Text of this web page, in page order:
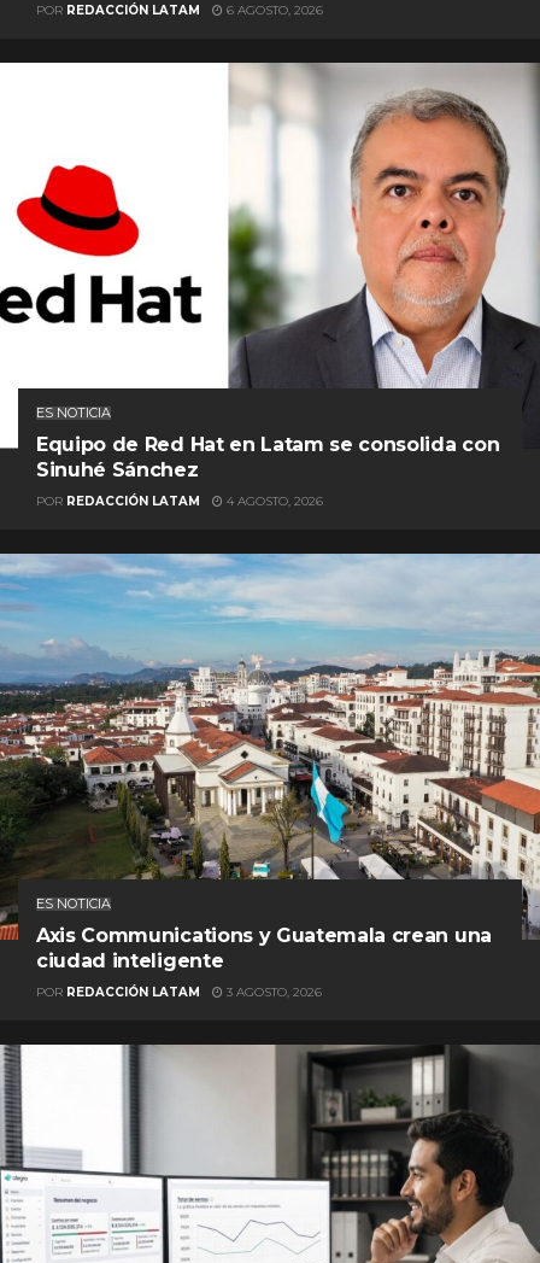
POR REDACCIÓN LATAM 6 AGOSTO, 2026
ES NOTICIA
Equipo de Red Hat en Latam se consolida con
Sinuhé Sánchez
POR REDACCIÓN LATAM 4 AGOSTO, 2026
ES NOTICIA
Axis Communications y Guatemala crean una
ciudad inteligente
POR REDACCIÓN LATAM 3 AGOSTO, 2026